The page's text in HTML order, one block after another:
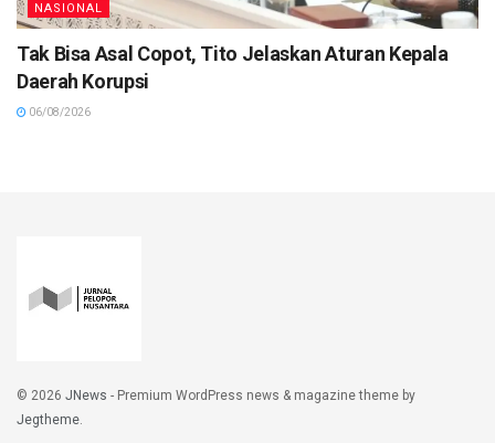
NASIONAL
Tak Bisa Asal Copot, Tito Jelaskan Aturan Kepala
Daerah Korupsi
06/08/2026
© 2026 JNews - Premium WordPress news & magazine theme by
Jegtheme